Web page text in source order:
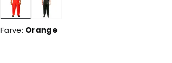
valgte
Farve: Orange